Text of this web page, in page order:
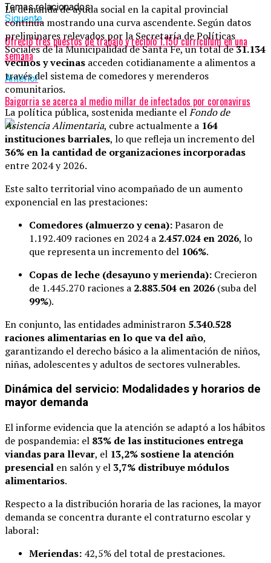
Temas relacionados:
Siguente
Ofreció tres puestos de trabajo y recibió 1.150 currículum en una
semana
Anterior
Baigorria se acerca al medio millar de infectados por coronavirus
La demanda de ayuda social en la capital provincial
continúa mostrando una curva ascendente. Según datos
preliminares relevados por la Secretaría de Políticas
Sociales de la Municipalidad de Santa Fe, un total de31.134
vecinos y vecinas acceden cotidianamente a alimentos a
través del sistema de comedores y merenderos
comunitarios.
La política pública, sostenida mediante elFondo de
Asistencia Alimentaria, cubre actualmente a 164
instituciones barriales, lo que refleja un incremento del
36% en la cantidad de organizaciones incorporadas
entre 2024 y 2026.
Este salto territorial vino acompañado de un aumento
exponencial en las prestaciones:
Comedores (almuerzo y cena):Pasaron de
1.192.409 raciones en 2024 a 2.457.024 en 2026, lo
que representa un incremento del 106%.
Copas de leche (desayuno y merienda): Crecieron
de 1.445.270 raciones a 2.883.504 en 2026 (suba del
99%).
En conjunto, las entidades administraron 5.340.528
raciones alimentarias en lo que va del año,
garantizando el derecho básico a la alimentación de niños,
niñas, adolescentes y adultos de sectores vulnerables.
Dinámica del servicio: Modalidades y horarios de
mayor demanda
El informe evidencia que la atención se adaptó a los hábitos
de pospandemia: el 83% de las instituciones entrega
viandas para llevar, el 13,2% sostiene la atención
presencial en salón y el 3,7% distribuye módulos
alimentarios.
Respecto a la distribución horaria de las raciones, la mayor
demanda se concentra durante el contraturno escolar y
laboral:
Meriendas: 42,5% del total de prestaciones.